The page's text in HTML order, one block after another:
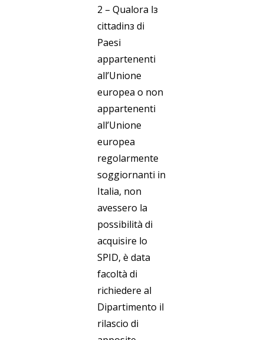
2 – Qualora lз
cittadinз di
Paesi
appartenenti
all’Unione
europea o non
appartenenti
all’Unione
europea
regolarmente
soggiornanti in
Italia, non
avessero la
possibilità di
acquisire lo
SPID, è data
facoltà di
richiedere al
Dipartimento il
rilascio di